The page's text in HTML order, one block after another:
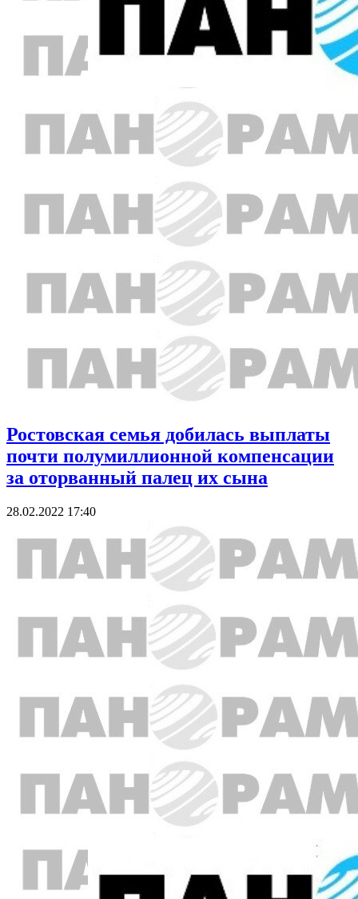
Ростовская семья добилась выплаты
почти полумиллионной компенсации
за оторванный палец их сына
28.02.2022 17:40